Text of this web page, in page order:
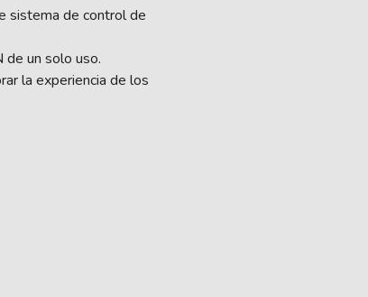
sistema de control de
de un solo uso.
la experiencia de los